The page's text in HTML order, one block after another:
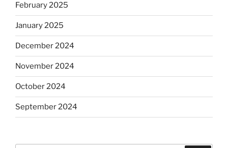
February 2025
January 2025
December 2024
November 2024
October 2024
September 2024